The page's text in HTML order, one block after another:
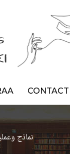
CONTACT
نماذج